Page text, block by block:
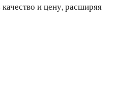
и цену, расширяя